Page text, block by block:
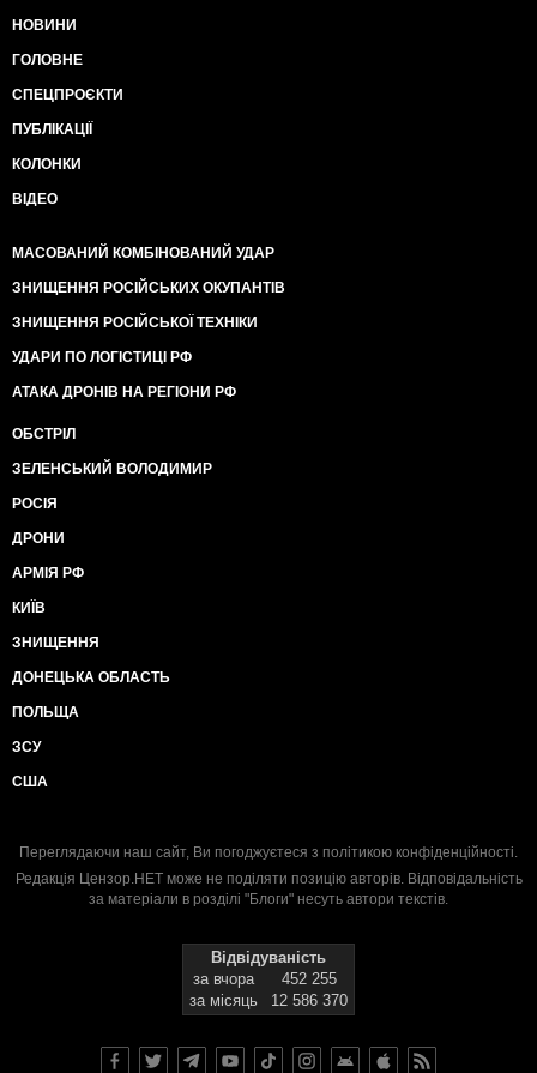
НОВИНИ
ГОЛОВНЕ
СПЕЦПРОЄКТИ
ПУБЛІКАЦІЇ
КОЛОНКИ
ВІДЕО
МАСОВАНИЙ КОМБІНОВАНИЙ УДАР
ЗНИЩЕННЯ РОСІЙСЬКИХ ОКУПАНТІВ
ЗНИЩЕННЯ РОСІЙСЬКОЇ ТЕХНІКИ
УДАРИ ПО ЛОГІСТИЦІ РФ
АТАКА ДРОНІВ НА РЕГІОНИ РФ
ОБСТРІЛ
ЗЕЛЕНСЬКИЙ ВОЛОДИМИР
РОСІЯ
ДРОНИ
АРМІЯ РФ
КИЇВ
ЗНИЩЕННЯ
ДОНЕЦЬКА ОБЛАСТЬ
ПОЛЬЩА
ЗСУ
США
Переглядаючи наш сайт, Ви погоджуєтеся з політикою конфіденційності.
Редакція Цензор.НЕТ може не поділяти позицію авторів. Відповідальність
за матеріали в розділі "Блоги" несуть автори текстів.
Відвідуваність
за вчора
452 255
за місяць
12 586 370